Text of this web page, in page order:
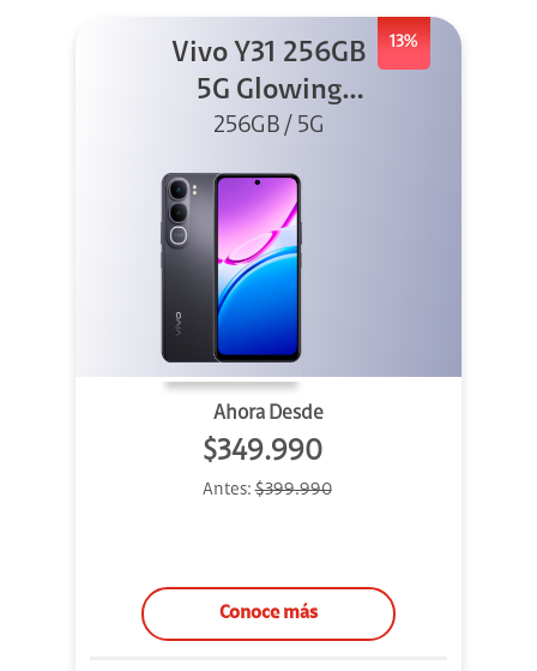
13%
Vivo Y31 256GB
5G Glowing
Black
256GB / 5G
Ahora Desde
$349.990
Antes:$399.990
Conoce más